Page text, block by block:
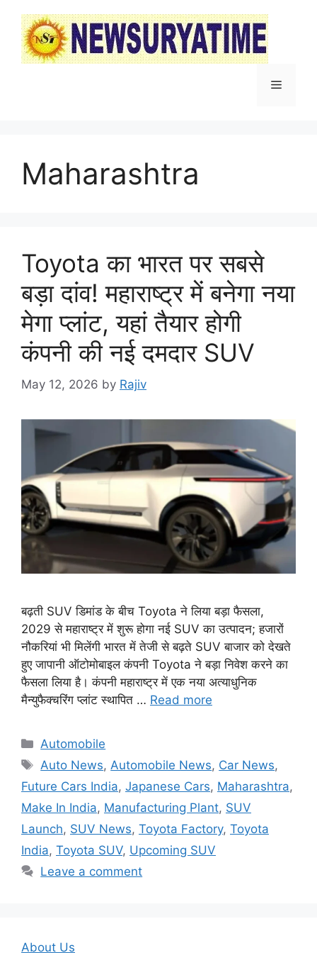
content
Menu
Maharashtra
Toyota का भारत पर सबसे
बड़ा दांव! महाराष्ट्र में बनेगा नया
मेगा प्लांट, यहां तैयार होगी
कंपनी की नई दमदार SUV
May 12, 2026 by Rajiv
बढ़ती SUV डिमांड के बीच Toyota ने लिया बड़ा फैसला,
2029 से महाराष्ट्र में शुरू होगा नई SUV का उत्पादन; हजारों
नौकरियां भी मिलेंगी भारत में तेजी से बढ़ते SUV बाजार को देखते
हुए जापानी ऑटोमोबाइल कंपनी Toyota ने बड़ा निवेश करने का
फैसला लिया है। कंपनी महाराष्ट्र में एक नया अत्याधुनिक
मैन्युफैक्चरिंग प्लांट स्थापित … Read more
Categories
Automobile
Tags
Auto News, Automobile News, Car News,
Future Cars India, Japanese Cars, Maharashtra,
Make In India, Manufacturing Plant, SUV
Launch, SUV News, Toyota Factory, Toyota
India, Toyota SUV, Upcoming SUV
Leave a comment
About Us